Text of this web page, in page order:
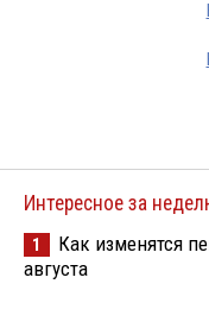
Интересное за
1
Как изменятся
августа